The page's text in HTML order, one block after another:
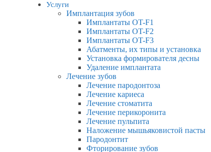
Услуги
Имплантация зубов
Имплантаты OT-F1
Имплантаты OT-F2
Имплантаты OT-F3
Абатменты, их типы и установка
Установка формирователя десны
Удаление имплантата
Лечение зубов
Лечение пародонтоза
Лечение кариеса
Лечение стоматита
Лечение перикоронита
Лечение пульпита
Наложение мышьяковистой пасты
Пародонтит
Фторирование зубов